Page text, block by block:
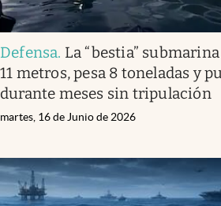
Defensa. La “bestia”
11 metros, pesa 8 toneladas y
durante meses sin tripulación
martes, 16 de Junio de 2026